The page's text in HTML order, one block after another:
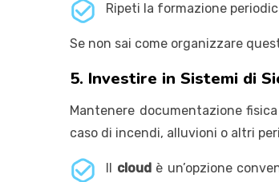
Ripeti la formazione
Se non sai come organizzare
5. Investire in Sistemi di
Mantenere documentazione
caso di incendi, alluvioni o altri
cloudè un’opzione